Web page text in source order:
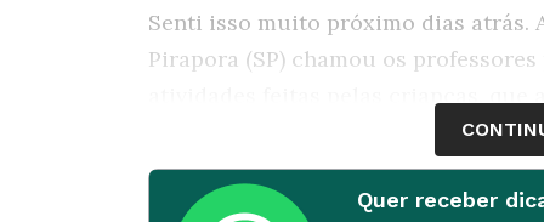
Senti isso muito próximo dias atrás.
Pirapora (SP) chamou os
acompanhamento e correção.
sendo impressas na escola para
professores, funcionários e equipe
Quer receber